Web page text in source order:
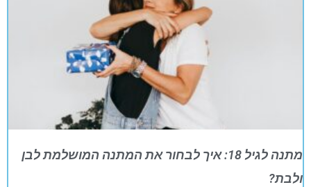
מתנה לגיל 18: איך לבחור את המתנה המושלמת לבן
ולבת?